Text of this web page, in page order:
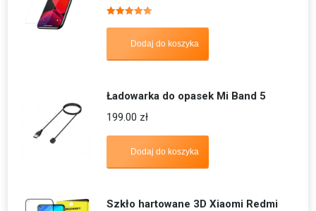
5.00
Dodaj do koszyka
Ładowarka do opasek Mi Band 5
199.00 zł
Dodaj do koszyka
Szkło hartowane 3D Xiaomi Redmi